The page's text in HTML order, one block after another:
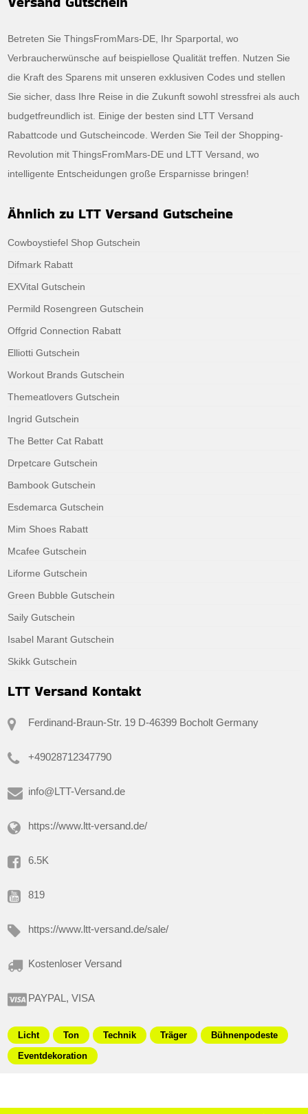
Betreten Sie ThingsFromMars-DE, Ihr Sparportal, wo
Verbraucherwünsche auf beispiellose Qualität treffen. Nutzen Sie
die Kraft des Sparens mit unseren exklusiven Codes und stellen
Sie sicher, dass Ihre Reise in die Zukunft sowohl stressfrei als auch
budgetfreundlich ist. Einige der besten sind LTT Versand
Rabattcode und Gutscheincode. Werden Sie Teil der Shopping-
Revolution mit ThingsFromMars-DE und LTT Versand, wo
intelligente Entscheidungen große Ersparnisse bringen!
Ähnlich zu LTT Versand Gutscheine
Cowboystiefel Shop Gutschein
Difmark Rabatt
EXVital Gutschein
Permild Rosengreen Gutschein
Offgrid Connection Rabatt
Elliotti Gutschein
Workout Brands Gutschein
Themeatlovers Gutschein
Ingrid Gutschein
The Better Cat Rabatt
Drpetcare Gutschein
Bambook Gutschein
Esdemarca Gutschein
Mim Shoes Rabatt
Mcafee Gutschein
Liforme Gutschein
Green Bubble Gutschein
Saily Gutschein
Isabel Marant Gutschein
Skikk Gutschein
LTT Versand Kontakt
Ferdinand-Braun-Str. 19 D-46399 Bocholt Germany
+49028712347790
info@LTT-Versand.de
https://www.ltt-versand.de/
6.5K
819
https://www.ltt-versand.de/sale/
Kostenloser Versand
PAYPAL, VISA
Licht Ton Technik Träger
Bühnenpodeste
Eventdekoration